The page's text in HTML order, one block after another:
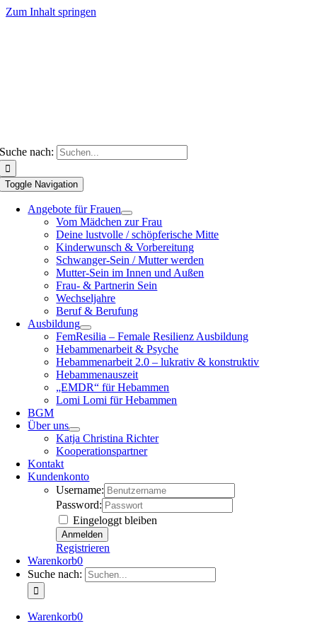
Zum Inhalt springen
Suche nach:
Toggle Navigation
Angebote für Frauen
Vom Mädchen zur Frau
Deine lustvolle / schöpferische Mitte
Kinderwunsch & Vorbereitung
Schwanger-Sein / Mutter werden
Mutter-Sein im Innen und Außen
Frau- & Partnerin Sein
Wechseljahre
Beruf & Berufung
Ausbildung
FemResilia – Female Resilienz Ausbildung
Hebammenarbeit & Psyche
Hebammenarbeit 2.0 – lukrativ & konstruktiv
Hebammenauszeit
„EMDR“ für Hebammen
Lomi Lomi für Hebammen
BGM
Über uns
Katja Christina Richter
Kooperationspartner
Kontakt
Kundenkonto
Username:
Password:
Eingeloggt bleiben
Registrieren
Warenkorb0
Suche nach:
Warenkorb0